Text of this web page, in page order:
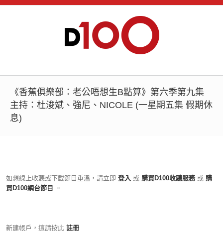
《香蕉俱樂部：老公唔想生B點算》第六季第九集
主持：杜浚斌、強尼、NICOLE (一星期五集 假期休
息)
如想線上收聽或下載節目重溫，請立即 登入 或 購買D100收聽服務 或 購
買D100網台節目
。
新建帳戶，這請按此 註冊